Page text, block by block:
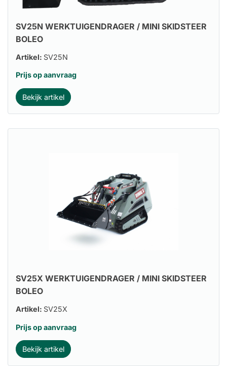
SV25N WERKTUIGENDRAGER / MINI SKIDSTEER
BOLEO
Artikel: SV25N
Prijs op aanvraag
Bekijk artikel
SV25X WERKTUIGENDRAGER / MINI SKIDSTEER
BOLEO
Artikel: SV25X
Prijs op aanvraag
Bekijk artikel